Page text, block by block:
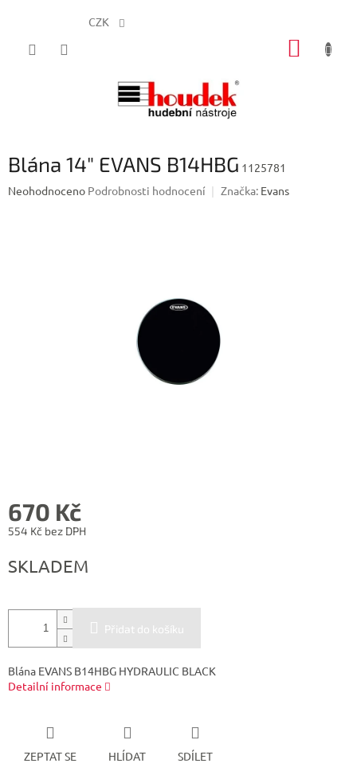
CZK
Blána 14" EVANS B14HBG 1125781
Průměrné
Neohodnoceno Podrobnosti hodnocení Značka: Evans
670 Kč
554 Kč bez DPH
cena:
SKLADEM
Přidat do košíku
Blána EVANS B14HBG HYDRAULIC BLACK
Detailní informace
ZEPTAT SE HLÍDAT SDÍLET